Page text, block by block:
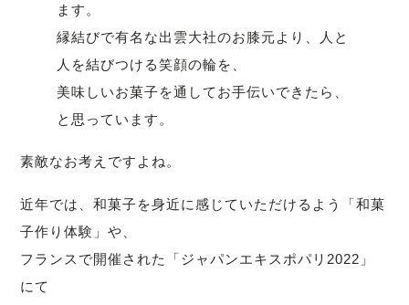
ます。
縁結びで有名な出雲大社のお膝元より、人と
人を結びつける笑顔の輪を、
美味しいお菓子を通してお手伝いできたら、
と思っています。
素敵なお考えですよね。
近年では、和菓子を身近に感じていただけるよう「和菓
子作り体験」や、
フランスで開催された「ジャパンエキスポパリ2022」
にて